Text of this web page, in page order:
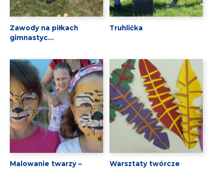
Zawody na piłkach
gimnastyc...
Truhlička
Malowanie twarzy –
Warsztaty twórcze